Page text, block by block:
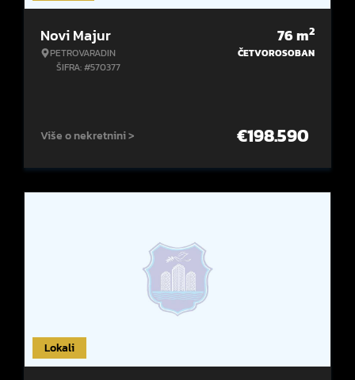
Novi Majur
PETROVARADIN
ŠIFRA: #570377
76m2
ČETVOROSOBAN
Više o nekretnini > €198.590
Lokali